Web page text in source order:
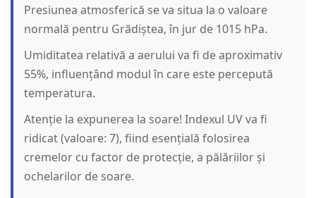
Presiunea atmosferică se va situa la o valoare
normală pentru Grădiștea, în jur de 1015 hPa.
Umiditatea relativă a aerului va fi de aproximativ
55%, influențând modul în care este percepută
temperatura.
Atenție la expunerea la soare! Indexul UV va fi
ridicat (valoare: 7), fiind esențială folosirea
cremelor cu factor de protecție, a pălăriilor și
ochelarilor de soare.